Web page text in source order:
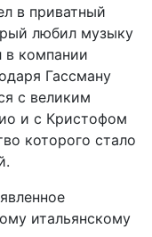
в приватный
любил музыку
в компании
Гассману
с великим
и с Кристофом
которого стало
итальянскому